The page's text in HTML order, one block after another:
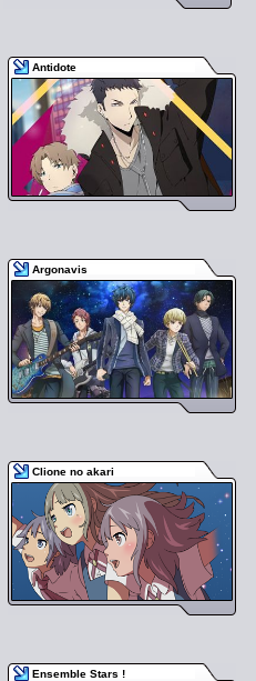
Antidote
Argonavis
Clione no akari
Ensemble Stars !